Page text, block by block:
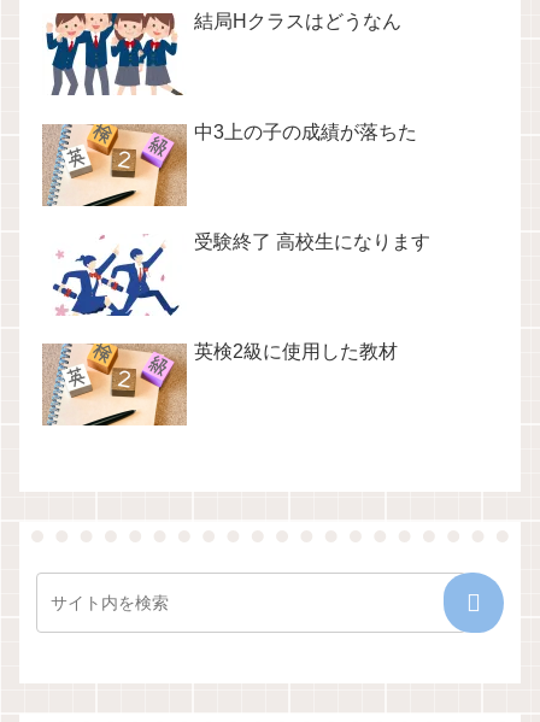
結局Hクラスはどうなん
中3上の子の成績が落ちた
受験終了 高校生になります
英検2級に使用した教材